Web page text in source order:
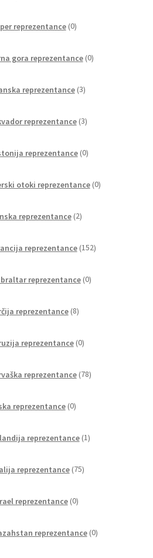
reprezentance 0izdelkov
gora reprezentance 0izdelkov
reprezentance 3izdelki
reprezentance 3izdelki
reprezentance 0izdelkov
otoki reprezentance 0izdelkov
reprezentance 2izdelka
reprezentance 152izdelkov
reprezentance 0izdelkov
reprezentance 8izdelkov
reprezentance 0izdelkov
reprezentance 78izdelkov
reprezentance 0izdelkov
reprezentance 1izdelek
reprezentance 75izdelkov
reprezentance 0izdelkov
reprezentance 0izdelkov